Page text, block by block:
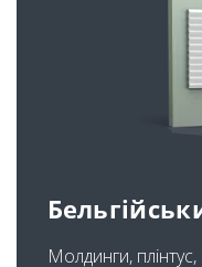
Молдинги,